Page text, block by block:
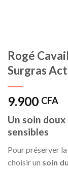
Rogé
Surgras
9.900 CFA
Un soin
sensibles
Pour préserver
choisir un soin